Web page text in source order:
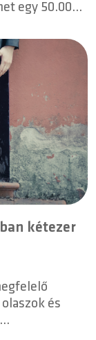
egy 50.000
kétezer
és